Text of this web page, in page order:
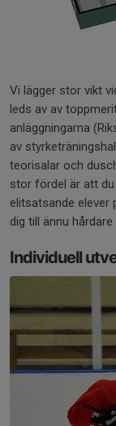
Vi lägger stor vikt
leds av av
anläggningarna
av
teorisalar och
stor fördel är att
elitsatsande elever
dig till ännu hårdare
Individuell